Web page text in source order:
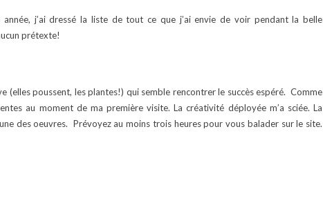
j’ai dressé la liste de tout ce que j’ai envie de voir pendant la belle
prétexte!
poussent, les plantes!) qui semble rencontrer le succès espéré. Comme
au moment de ma première visite. La créativité déployée m’a sciée. La
des oeuvres. Prévoyez au moins trois heures pour vous balader sur le site.